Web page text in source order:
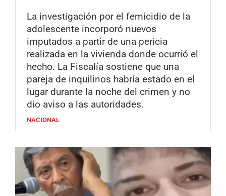
La investigación por el femicidio de la
adolescente incorporó nuevos
imputados a partir de una pericia
realizada en la vivienda donde ocurrió el
hecho. La Fiscalía sostiene que una
pareja de inquilinos habría estado en el
lugar durante la noche del crimen y no
dio aviso a las autoridades.
NACIONAL